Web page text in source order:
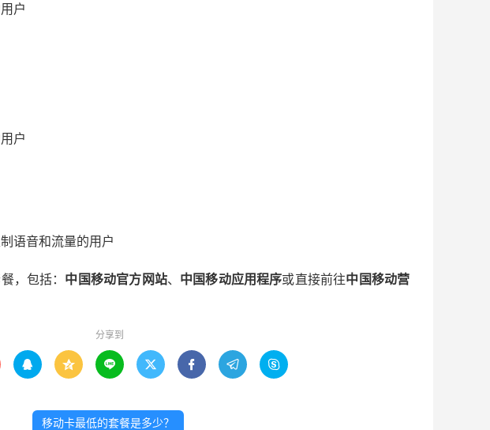
户
户
语音和流量的用户
，包括： 中国移动官方网站、 中国移动应用程序或直接前往中国移动营
分享到
      
移动卡最低的套餐是多少？